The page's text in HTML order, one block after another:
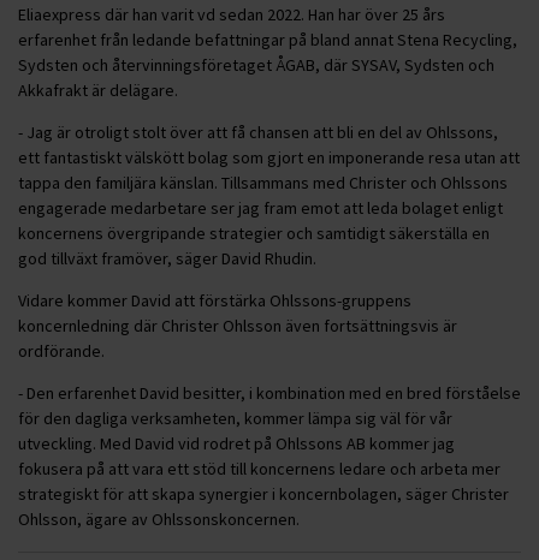
Eliaexpress där han varit vd sedan 2022. Han har över 25 års
erfarenhet från ledande befattningar på bland annat Stena Recycling,
Sydsten och återvinningsföretaget ÅGAB, där SYSAV, Sydsten och
Akkafrakt är delägare.
- Jag är otroligt stolt över att få chansen att bli en del av Ohlssons,
ett fantastiskt välskött bolag som gjort en imponerande resa utan att
tappa den familjära känslan. Tillsammans med Christer och Ohlssons
engagerade medarbetare ser jag fram emot att leda bolaget enligt
koncernens övergripande strategier och samtidigt säkerställa en
god tillväxt framöver, säger David Rhudin.
Vidare kommer David att förstärka Ohlssons-gruppens
koncernledning där Christer Ohlsson även fortsättningsvis är
ordförande.
- Den erfarenhet David besitter, i kombination med en bred förståelse
för den dagliga verksamheten, kommer lämpa sig väl för vår
utveckling. Med David vid rodret på Ohlssons AB kommer jag
fokusera på att vara ett stöd till koncernens ledare och arbeta mer
strategiskt för att skapa synergier i koncernbolagen, säger Christer
Ohlsson, ägare av Ohlssonskoncernen.